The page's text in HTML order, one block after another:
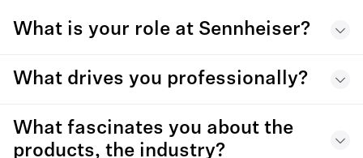
What is your role at Sennheiser?
What drives you professionally?
What fascinates you about the
products, the industry?